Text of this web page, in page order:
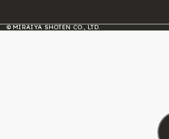
© MIRAIYA SHOTEN CO., LTD.